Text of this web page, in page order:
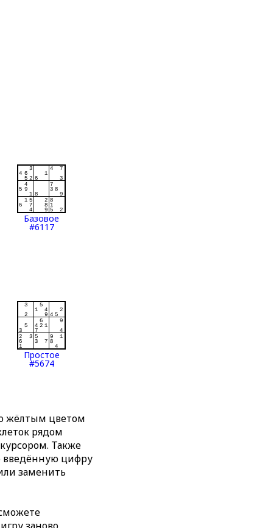
Базовое
#6117
Простое
#5674
жёлтым цветом
рядом
Также
введённую цифру
заменить